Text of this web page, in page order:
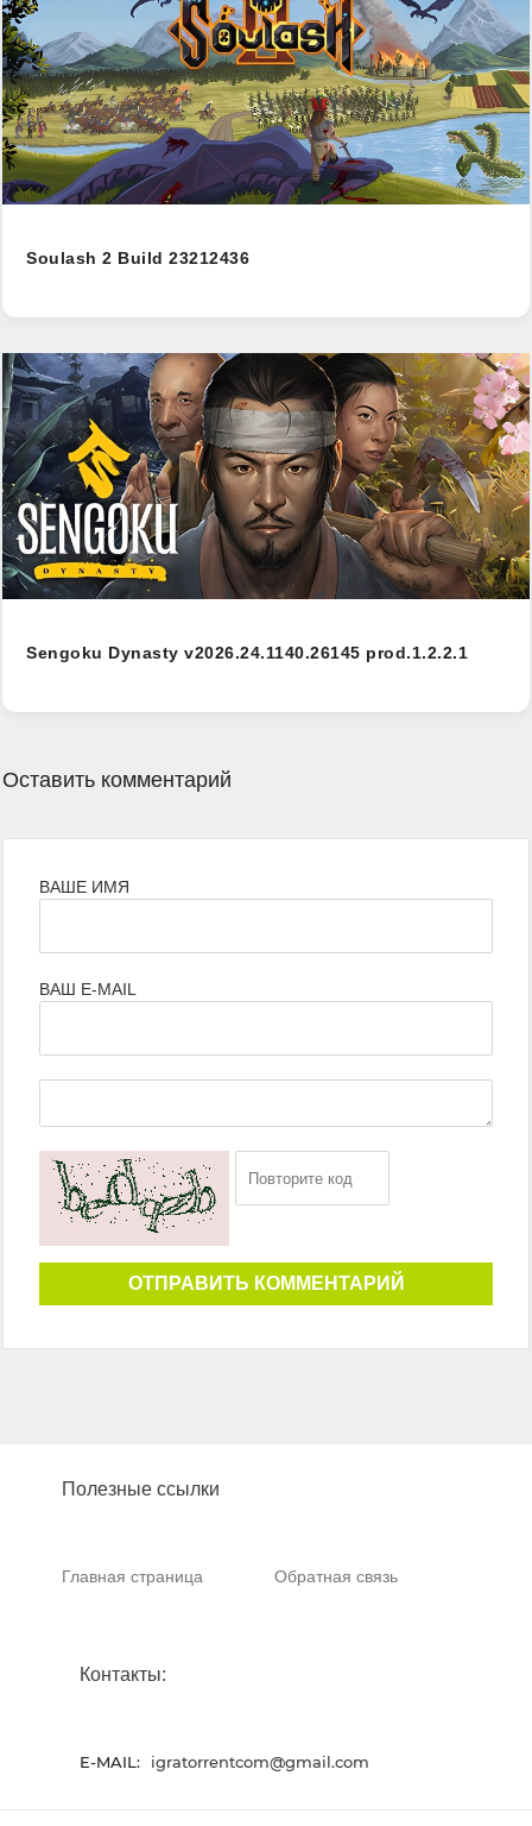
Soulash 2 Build 23212436
Sengoku Dynasty v2026.24.1140.26145 prod.1.2.2.1
Оставить комментарий
ВАШЕ ИМЯ
ВАШ E-MAIL
ОТПРАВИТЬ КОММЕНТАРИЙ
Полезные ссылки
Главная страница Обратная связь
Контакты:
E-MAIL: igratorrentcom@gmail.com